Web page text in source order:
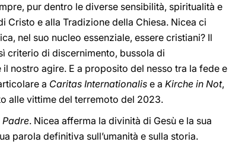
pur dentro le diverse sensibilità, spiritualità e
Cristo e alla Tradizione della Chiesa. Nicea ci
nel suo nucleo essenziale, essere cristiani? Il
criterio di discernimento, bussola di
nostro agire. E a proposito del nesso tra la fede e
a Caritas Internationalis e a Kirche in Not,
alle vittime del terremoto del 2023.
. Nicea afferma la divinità di Gesù e la sua
parola definitiva sull’umanità e sulla storia.